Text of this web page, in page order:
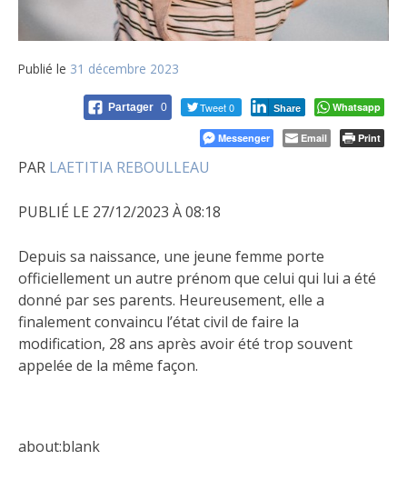
Publié le 31 décembre 2023
Partager 0 Tweet 0 Share Whatsapp
Messenger Email Print
PAR LAETITIA REBOULLEAU
PUBLIÉ LE 27/12/2023 À 08:18
Depuis sa naissance, une jeune femme porte
officiellement un autre prénom que celui qui lui a été
donné par ses parents. Heureusement, elle a
finalement convaincu l’état civil de faire la
modification, 28 ans après avoir été trop souvent
appelée de la même façon.
about:blank